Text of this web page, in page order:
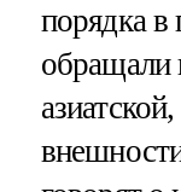
порядка в
обращали